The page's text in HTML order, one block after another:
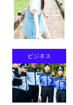
ビジネス